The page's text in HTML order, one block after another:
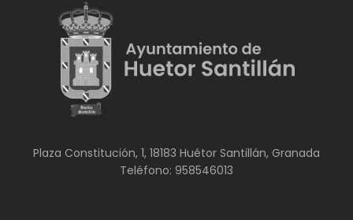
Plaza Constitución, 1, 18183 Huétor Santillán, Granada
Teléfono: 958546013